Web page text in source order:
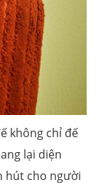
không chỉ đế
lại diện
hút cho người